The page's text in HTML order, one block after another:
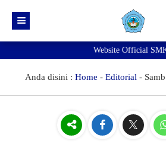
Info Kelulusan
Pengumuman
SMK Yanuris Tonjong Masih
Baru Tahun Pelajaran 2026/2027
NEW
Website Official SMK
Anda disini : Home - Editorial -